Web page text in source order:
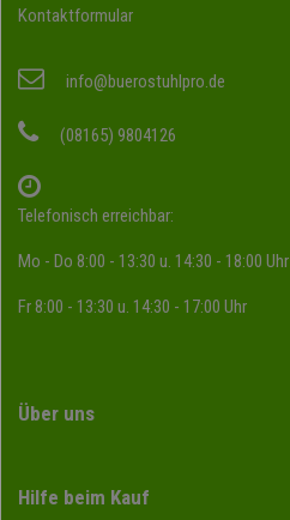
Kontaktformular
info@buerostuhlpro.de
(08165) 9804126
Telefonisch erreichbar:
Mo - Do 8:00 - 13:30 u. 14:30 - 18:00 Uhr
Fr 8:00 - 13:30 u. 14:30 - 17:00 Uhr
Über uns
Hilfe beim Kauf